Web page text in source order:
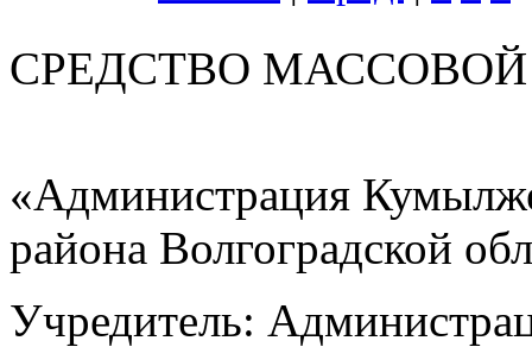
СРЕДСТВО
«Администрация
района Волгоградской
Учредитель: